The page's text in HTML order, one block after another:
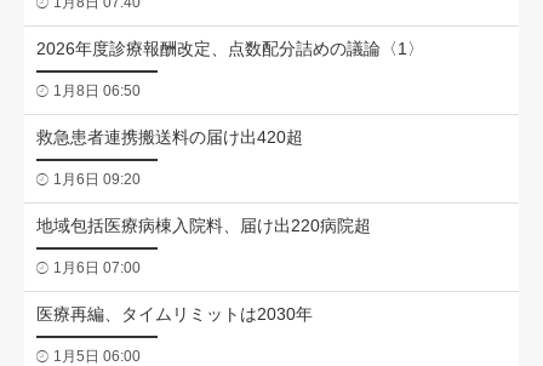
2026年度診療報酬改定、点数配分詰めの議論〈1〉
1月8日 06:50
救急患者連携搬送料の届け出420超
1月6日 09:20
地域包括医療病棟入院料、届け出220病院超
1月6日 07:00
医療再編、タイムリミットは2030年
1月5日 06:00